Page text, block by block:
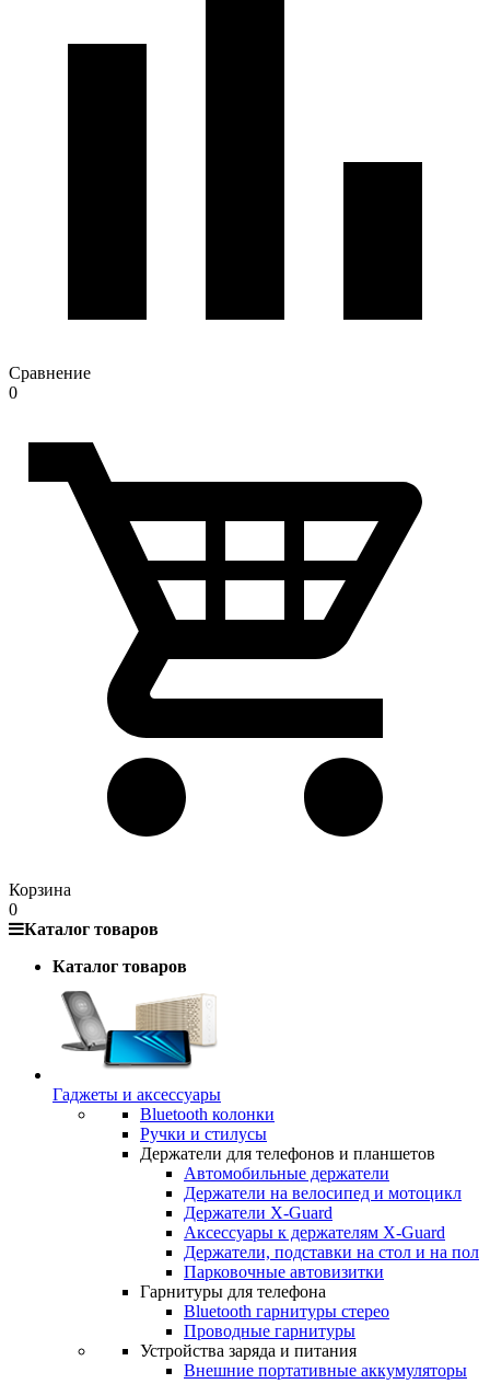
Сравнение
0
Корзина
0
Каталог товаров
Каталог товаров
Гаджеты и аксессуары
Bluetooth колонки
Ручки и стилусы
Держатели для телефонов и планшетов
Автомобильные держатели
Держатели на велосипед и мотоцикл
Держатели X-Guard
Аксессуары к держателям X-Guard
Держатели, подставки на стол и на пол
Парковочные автовизитки
Гарнитуры для телефона
Bluetooth гарнитуры стерео
Проводные гарнитуры
Устройства заряда и питания
Внешние портативные аккумуляторы